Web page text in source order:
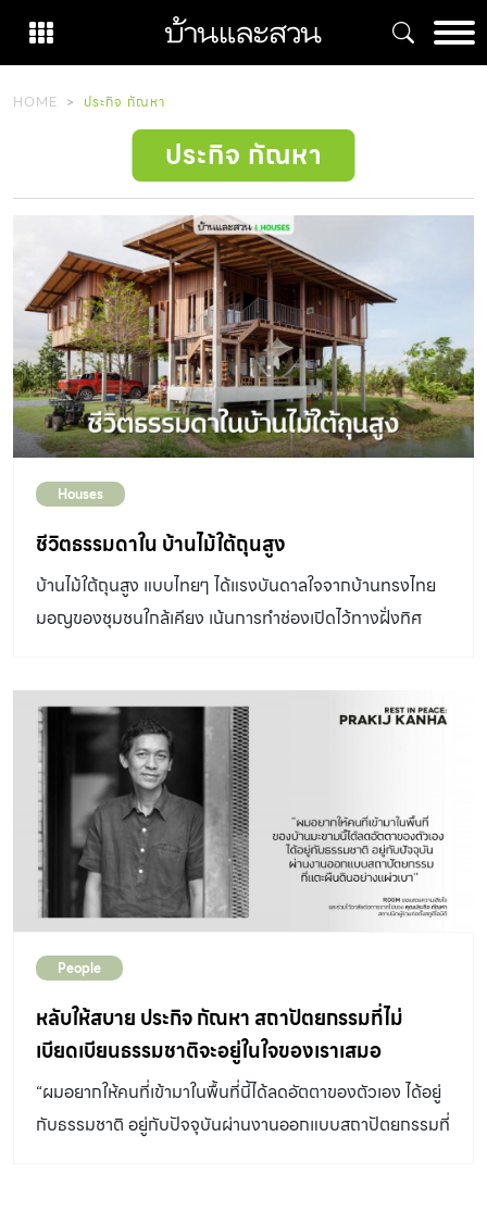
content
HOME ประกิจ กัณหา
ประกิจ กัณหา
Houses
ชีวิตธรรมดาใน บ้านไม้ใต้ถุนสูง
บ้านไม้ใต้ถุนสูง แบบไทยๆ ได้แรงบันดาลใจจากบ้านทรงไทย
มอญของชุมชนใกล้เคียง เน้นการทำช่องเปิดไว้ทางฝั่งทิศ
People
หลับให้สบาย ประกิจ กัณหา สถาปัตยกรรมที่ไม่
เบียดเบียนธรรมชาติจะอยู่ในใจของเราเสมอ
“ผมอยากให้คนที่เข้ามาในพื้นที่นี้ได้ลดอัตตาของตัวเอง ได้อยู่
กับธรรมชาติ อยู่กับปัจจุบันผ่านงานออกแบบสถาปัตยกรรมที่